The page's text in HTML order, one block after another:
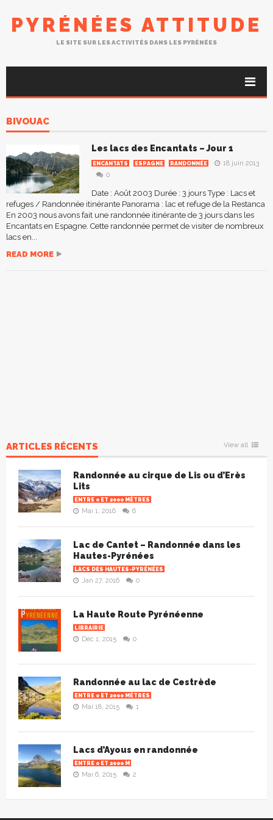
PYRÉNÉES ATTITUDE
LE SITE SUR LES ACTIVITÉS DANS LES PYRÉNÉES
BIVOUAC
Les lacs des Encantats – Jour 1
ENCANTATS ESPAGNE RANDONNÉE
18 juin 2013
0
Date : Août 2003 Durée : 3 jours Type : Lacs et
refuges / Randonnée itinérante Panorama : lac et refuge de la Restanca
En 2003 nous avons fait une randonnée itinérante de 3 jours dans les
Encantats en Espagne. Cette randonnée permet de visiter de nombreux
lacs en...
READ MORE
ARTICLES RÉCENTS View all
Randonnée au cirque de Lis ou d’Erès
Lits
ENTRE 0 ET 2000 MÈTRES
Mai 1, 2016 6
Lac de Cantet – Randonnée dans les
Hautes-Pyrénées
LACS DES HAUTES-PYRÉNÉES
Jan 27, 2016 0
La Haute Route Pyrénéenne
LIBRAIRIE
Déc 1, 2015 0
Randonnée au lac de Cestrède
ENTRE 0 ET 2000 MÈTRES
Mai 18, 2015 1
Lacs d’Ayous en randonnée
ENTRE 0 ET 2000 M
Mai 6, 2015 2